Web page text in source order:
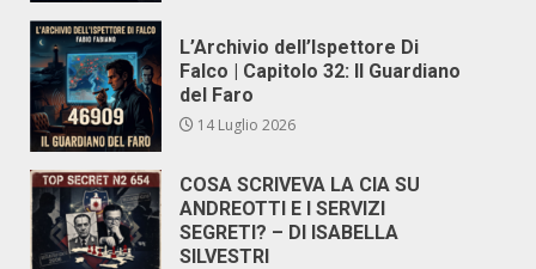
L’Archivio dell’Ispettore Di
Falco | Capitolo 32: Il Guardiano
del Faro
14 Luglio 2026
COSA SCRIVEVA LA CIA SU
ANDREOTTI E I SERVIZI
SEGRETI? – DI ISABELLA
SILVESTRI